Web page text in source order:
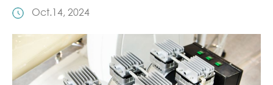
Oct.14, 2024